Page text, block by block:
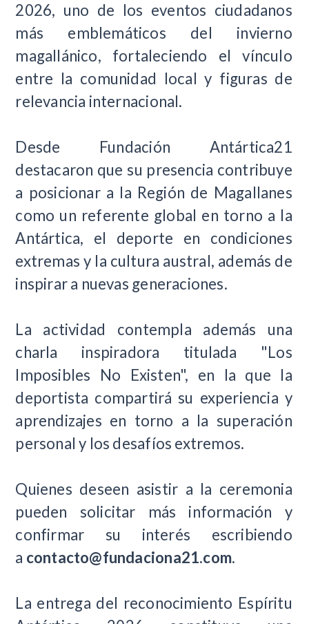
2026, uno de los eventos ciudadanos
más emblemáticos del invierno
magallánico, fortaleciendo el vínculo
entre la comunidad local y figuras de
relevancia internacional.
Desde Fundación Antártica21
destacaron que su presencia contribuye
a posicionar a la Región de Magallanes
como un referente global en torno a la
Antártica, el deporte en condiciones
extremas y la cultura austral, además de
inspirar a nuevas generaciones.
La actividad contempla además una
charla inspiradora titulada "Los
Imposibles No Existen", en la que la
deportista compartirá su experiencia y
aprendizajes en torno a la superación
personal y los desafíos extremos.
Quienes deseen asistir a la ceremonia
pueden solicitar más información y
confirmar su interés escribiendo
a contacto@fundaciona21.com.
La entrega del reconocimiento Espíritu